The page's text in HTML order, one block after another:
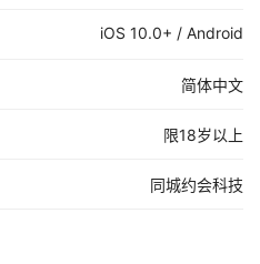
iOS 10.0+ / Android
简体中文
限18岁以上
同城约会科技